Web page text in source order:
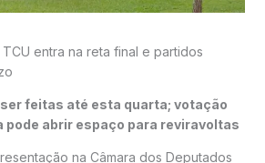
entra na reta final e partidos
feitas até esta quarta; votação
pode abrir espaço para reviravoltas
na Câmara dos Deputados